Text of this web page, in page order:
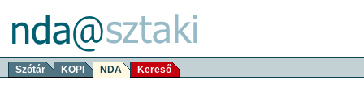
Szótár KOPI NDA Kereső